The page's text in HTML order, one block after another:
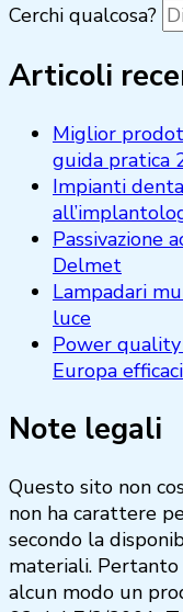
Cerchi qualcosa?
Articoli
Miglior
guida pratica
Impianti
Passivazione
Delmet
Lampadari
luce
Power quality
Europa efficaci
Note legali
Questo sito non
non ha carattere
secondo la
materiali. Pertanto
alcun modo un